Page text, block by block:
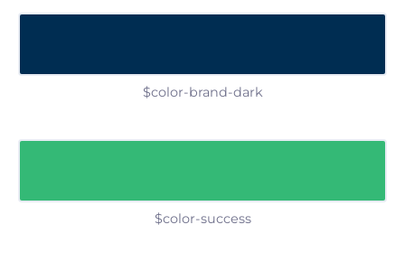
$color-brand-dark
$color-success